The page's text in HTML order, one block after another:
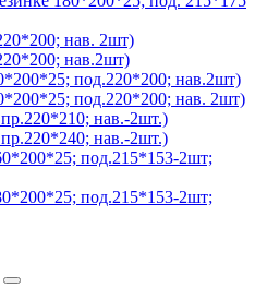
нав. 2шт)
нав.2шт)
под.220*200; нав.2шт)
под.220*200; нав. 2шт)
нав.-2шт.)
нав.-2шт.)
под.215*153-2шт;
под.215*153-2шт;